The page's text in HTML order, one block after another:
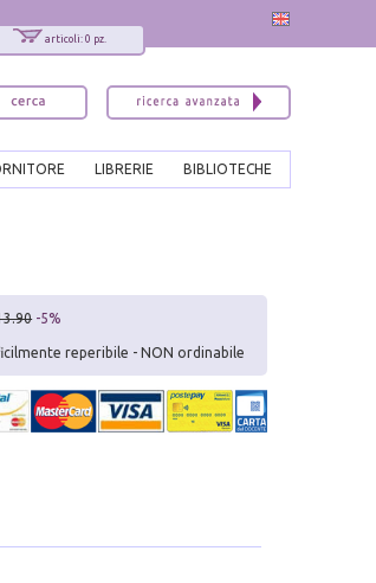
articoli: 0 pz.
BIBLIOTECHE
LIBRERIE
-5%
reperibile - NON ordinabile